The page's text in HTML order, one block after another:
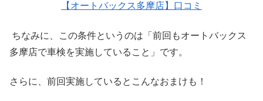
【オートバックス多摩店】口コミ
ちなみに、この条件というのは「前回もオートバックス
多摩店で車検を実施していること」です。
さらに、前回実施しているとこんなおまけも！